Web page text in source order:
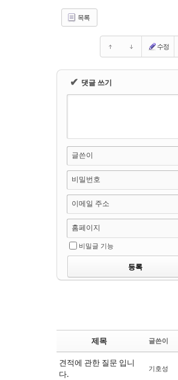
목록
수정
✔ 댓글 쓰기
글쓴이
비밀번호
이메일 주소
홈페이지
비밀글 기능
제목 글쓴이
견적에 관한 질문 입니
다.
기호성